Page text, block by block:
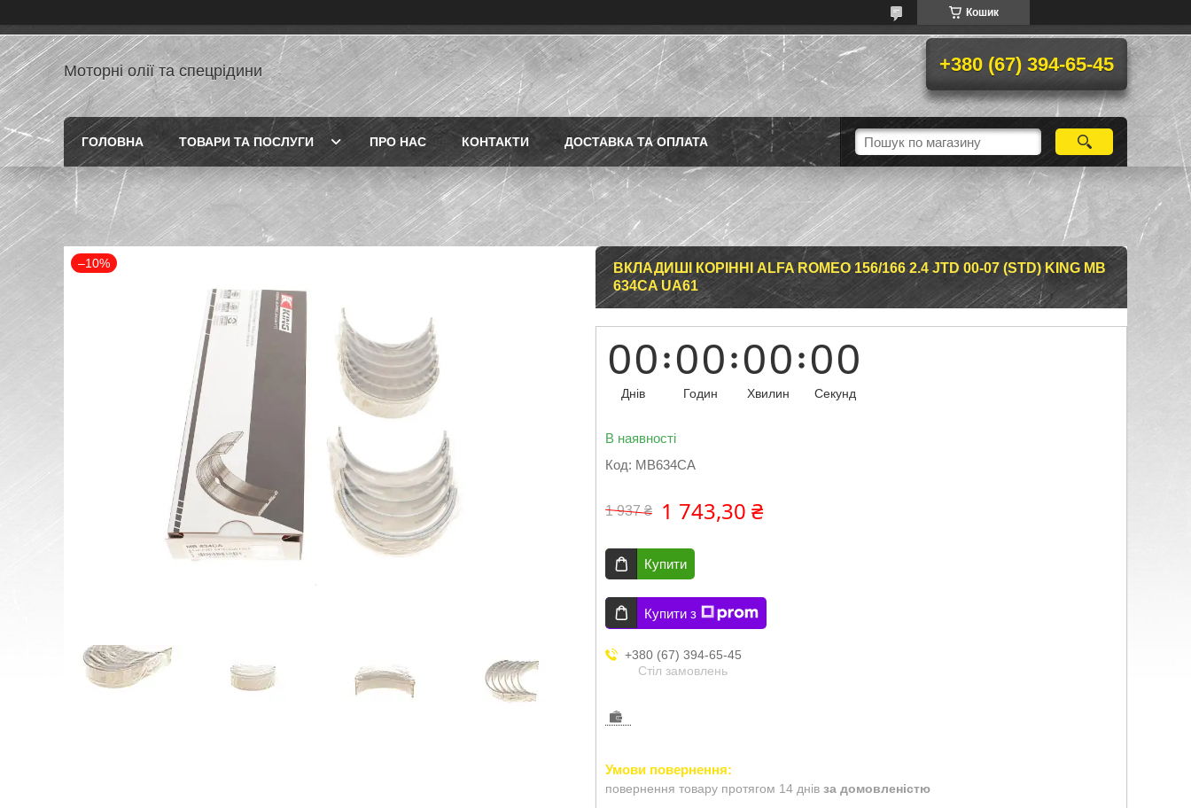
Кошик
Моторні олії та спецрідини +380 (67) 394-65-45
ГОЛОВНА ТОВАРИ ТА ПОСЛУГИ ПРО НАС КОНТАКТИ ДОСТАВКА ТА ОПЛАТА
–10%
ВКЛАДИШІ КОРІННІ ALFA ROMEO 156/166 2.4 JTD 00-07 (STD) KING MB
634CA UA61
00
Днів
00
Годин
00
Хвилин
00
Секунд
В наявності
Код: MB634CA
1 937 ₴ 1 743,30 ₴
Купити
Купити з
+380 (67) 394-65-45
Стіл замовлень
повернення товару протягом 14 днів за домовленістю